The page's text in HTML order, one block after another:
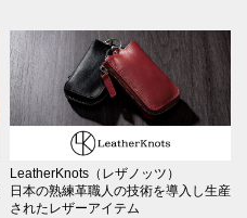
LeatherKnots（レザノッツ）
日本の熟練革職人の技術を導入し生産
されたレザーアイテム